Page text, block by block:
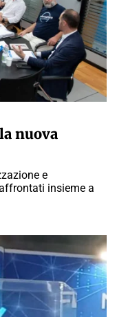
nuova
e
insieme a